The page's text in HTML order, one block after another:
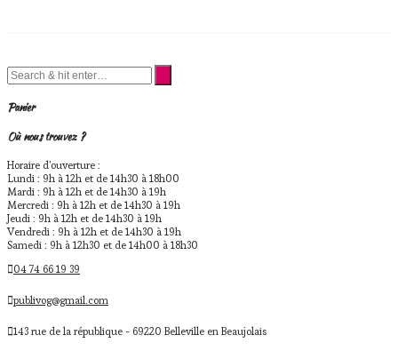
Panier
Où nous trouvez ?
Horaire d'ouverture :
Lundi : 9h à 12h et de 14h30 à 18h00
Mardi : 9h à 12h et de 14h30 à 19h
Mercredi : 9h à 12h et de 14h30 à 19h
Jeudi : 9h à 12h et de 14h30 à 19h
Vendredi : 9h à 12h et de 14h30 à 19h
Samedi : 9h à 12h30 et de 14h00 à 18h30
04 74 66 19 39
publivog@gmail.com
143 rue de la république - 69220 Belleville en Beaujolais